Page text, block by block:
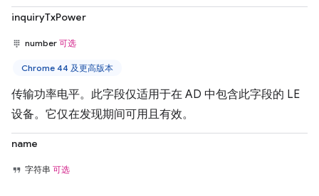
inquiryTxPower
number 可选
Chrome 44 及更高版本
传输功率电平。此字段仅适用于在 AD 中包含此字段的 LE
设备。它仅在发现期间可用且有效。
name
字符串 可选